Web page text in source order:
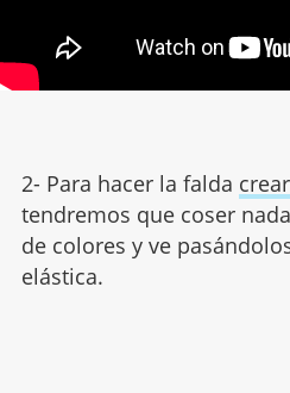
2- Para hacer la falda
tendremos que coser
de colores y ve
elástica.